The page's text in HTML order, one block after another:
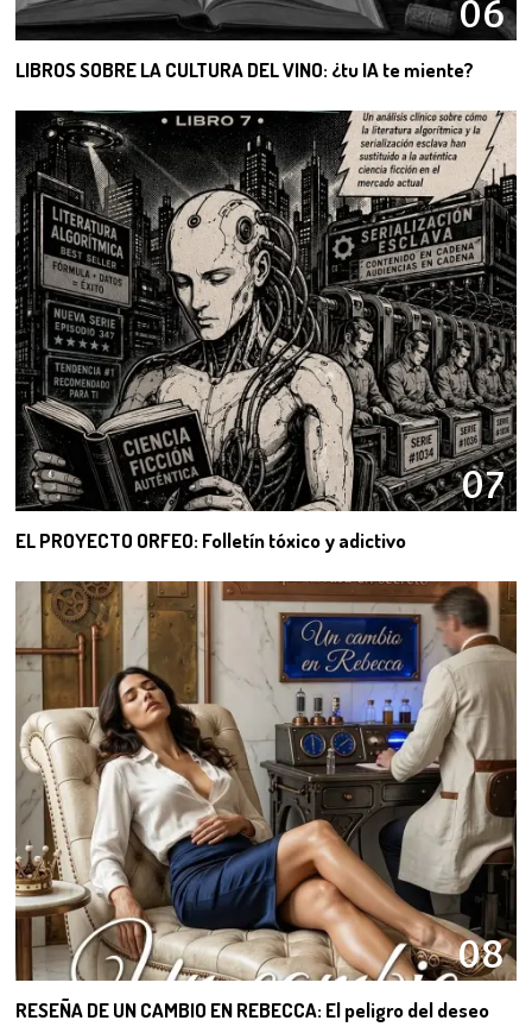
06
LIBROS SOBRE LA CULTURA DEL VINO: ¿tu IA te miente?
07
EL PROYECTO ORFEO: Folletín tóxico y adictivo
08
RESEÑA DE UN CAMBIO EN REBECCA: El peligro del deseo